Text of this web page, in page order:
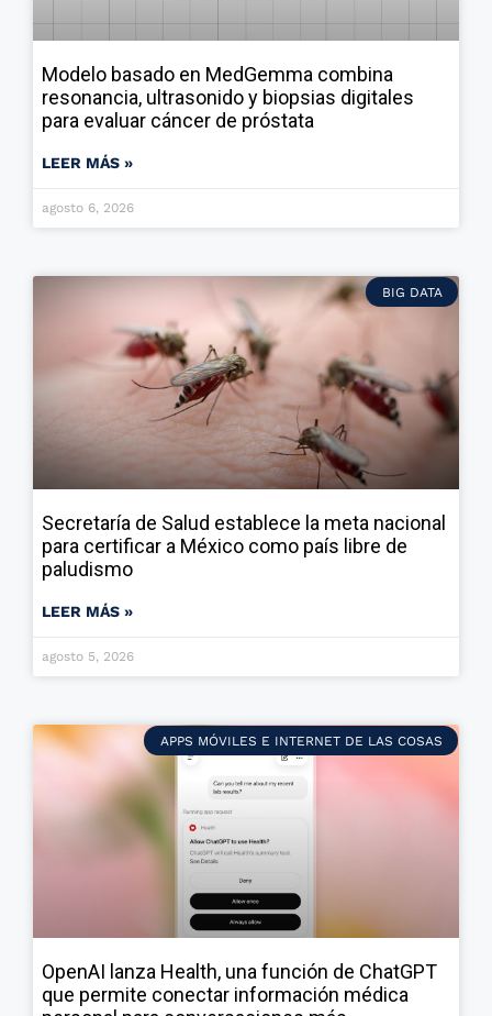
Modelo basado en MedGemma combina
resonancia, ultrasonido y biopsias digitales
para evaluar cáncer de próstata
LEER MÁS »
agosto 6, 2026
BIG DATA
Secretaría de Salud establece la meta nacional
para certificar a México como país libre de
paludismo
LEER MÁS »
agosto 5, 2026
APPS MÓVILES E INTERNET DE LAS COSAS
OpenAI lanza Health, una función de ChatGPT
que permite conectar información médica